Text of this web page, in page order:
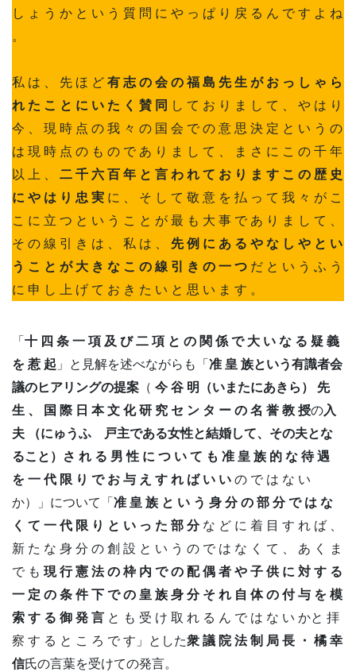
し ょ う か と い う 質 問 に や っ ぱ り 戻 る ん で す よ ね
。
私 は 、 先 ほ ど 有 志 の 会 の 福 島 先 生 が お っ し ゃ ら
れ た こ と に い た く 賛 同 し て お り ま し て 、 や は り
今 、 現 時 点 の 我 々 の 国 会 で の 意 思 決 定 と い う の
は 現 時 点 の も の で あ り ま し て 、 ま さ に こ の 千 年
以 上 、
二 千 六 百 年 と 言 わ れ て お り ま す こ の 歴 史
に や は り 忠 実 に 、 そ し て 敬 意 を 払 っ て 我 々 が こ
こ に 立 つ と い う こ と が 最 も 大 事 で あ り ま し て 、
そ の 線 引 き は 、 私 は 、 先 例 に あ る や な し や と い
う こ と が 大 き な こ の 線 引 き の 一 つ だ と い う ふ う
に 申 し 上 げ て お き た い と 思 い ま す 。
「 十 四 条 一 項 及 び 二 項 と の 関 係 で 大 い な る 疑 義
を 惹 起 」と見解を述べながらも「 准 皇 族という有識者会
議のヒアリングの提案 （ 今 谷 明（いまたにあきら） 先
生 、 国 際 日 本 文 化 研 究 セ ン タ ー の 名 誉 教 授の入
夫
（にゅうふ 戸主である女性と結婚して、その夫とな
ること ）さ れ る 男 性 に つ い て も 准 皇 族 的 な 待 遇
を 一 代 限 り で お 与 え す れ ば い い の で は な い
か）」について「 准 皇 族 と い う 身 分 の 部 分 で は な
く て 一 代 限 り と い っ た 部 分な ど に 着 目 す れ ば 、
新 た な 身 分 の 創 設 と い う の で は な く て 、 あ く ま
で も 現 行 憲 法 の 枠 内 で の 配 偶 者 や 子 供 に 対 す る
一 定 の 条 件 下 で の 皇 族 身 分 そ れ 自 体 の 付 与 を 模
索 す る 御 発 言 と も 受 け 取 れ る ん で は な い かと 拝
察 す る と こ ろ で す」とした衆 議 院 法 制 局 長 ・ 橘 幸
信氏の言葉を受けての発言。